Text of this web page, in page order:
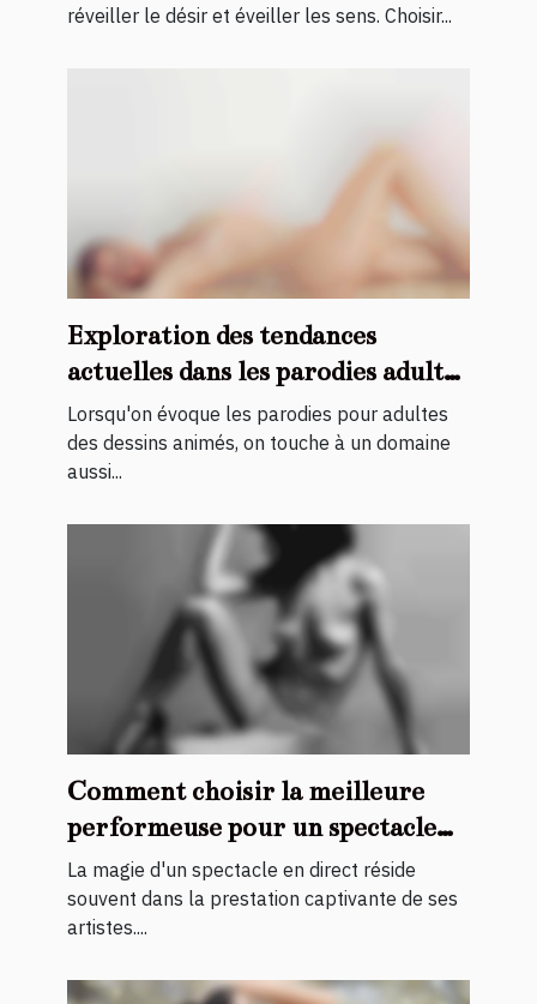
réveiller le désir et éveiller les sens. Choisir...
Exploration des tendances
actuelles dans les parodies adultes
de dessins animés
Lorsqu'on évoque les parodies pour adultes
des dessins animés, on touche à un domaine
aussi...
Comment choisir la meilleure
performeuse pour un spectacle
en direct
La magie d'un spectacle en direct réside
souvent dans la prestation captivante de ses
artistes....